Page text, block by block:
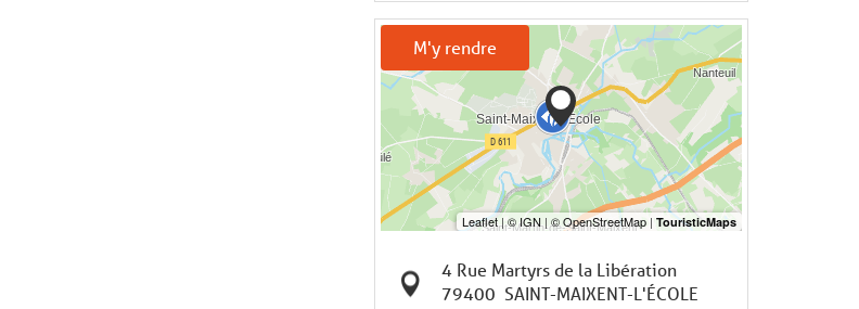
M'y rendre
4 Rue Martyrs de la Libération
79400 SAINT-MAIXENT-L'ÉCOLE